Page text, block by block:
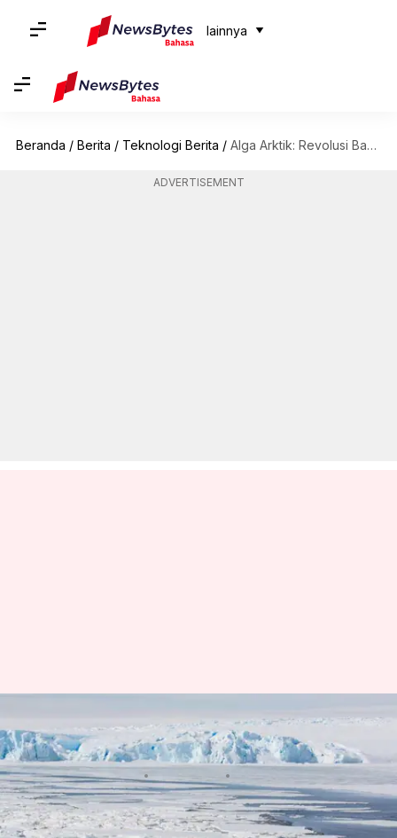
lainnya
Beranda / Berita / Teknologi Berita / Alga Arktik: Revolusi Bahan Bakar Hijau?
ADVERTISEMENT
Alga Arktik: Revolusi Bahan
Bakar Hijau?
menulis Taufiq Al Jufri
Apa ceritanya